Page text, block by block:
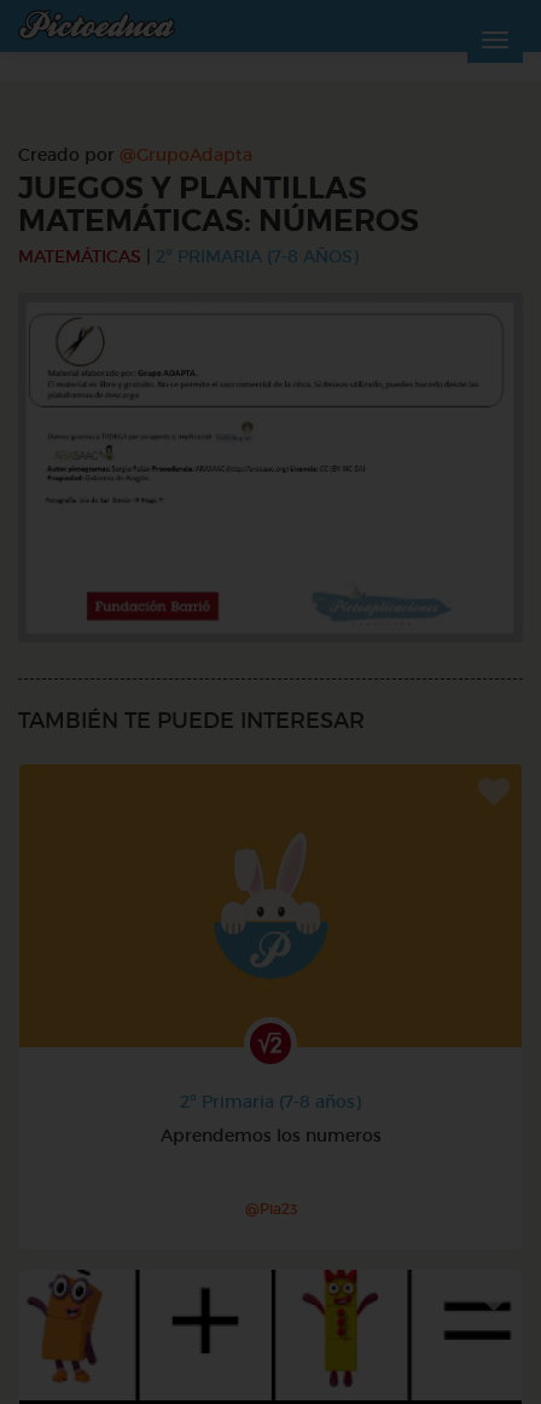
Creado por @GrupoAdapta
JUEGOS Y PLANTILLAS
MATEMÁTICAS: NÚMEROS
MATEMÁTICAS 2º PRIMARIA (7-8 AÑOS)
TAMBIÉN TE PUEDE INTERESAR
2º Primaria (7-8 años)
Aprendemos los numeros
@Pia23